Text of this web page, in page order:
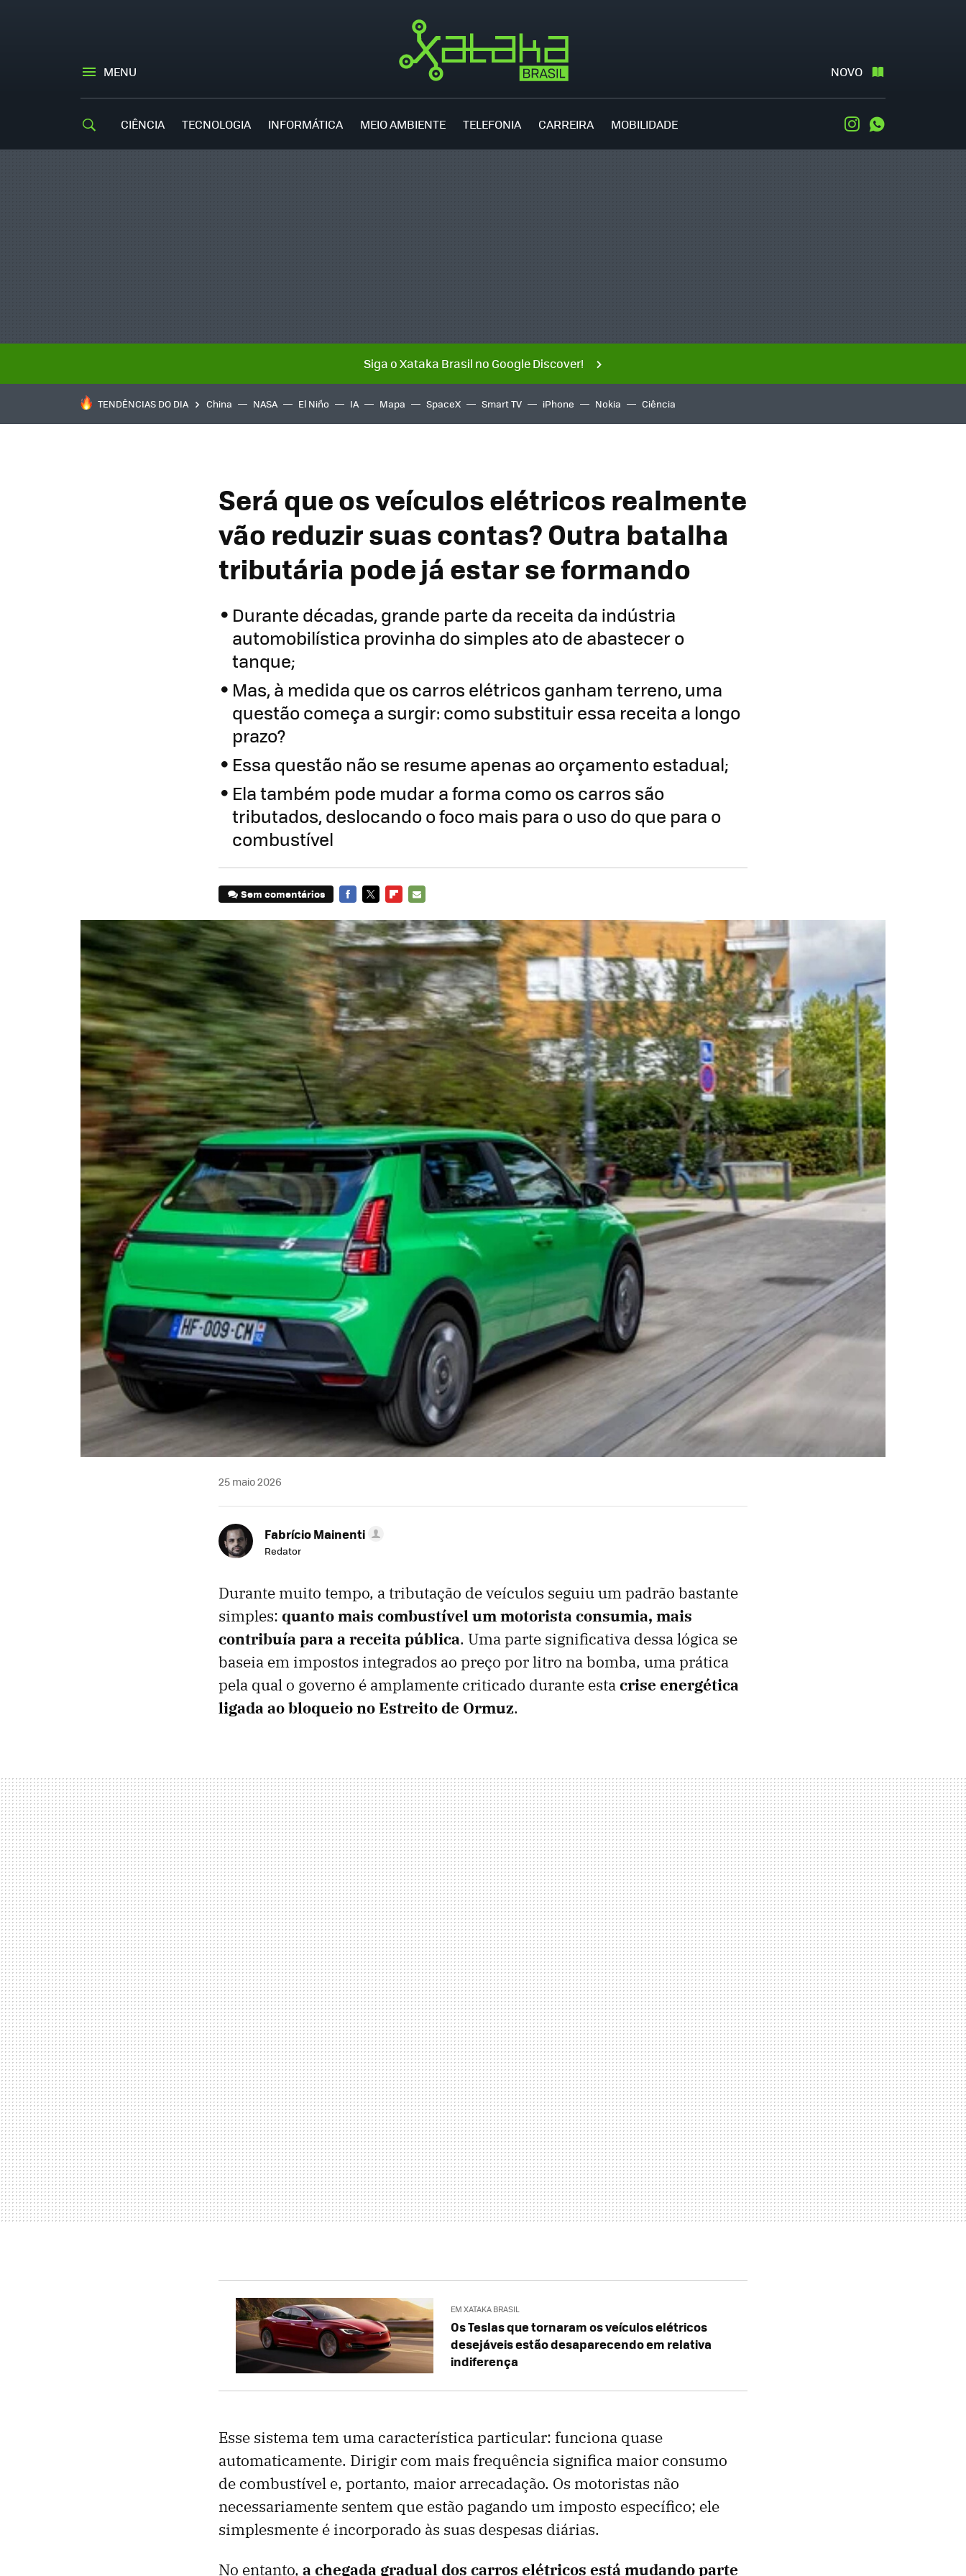
MENU NOVO
CIÊNCIA TECNOLOGIA INFORMÁTICA MEIO AMBIENTE TELEFONIA CARREIRA MOBILIDADE Instagram
Siga o Xataka Brasil no Google Discover!
TENDÊNCIAS DO DIA China NASA El Niño IA Mapa SpaceX Smart TV iPhone Nokia Ciência
Será que os veículos elétricos realmente
vão reduzir suas contas? Outra batalha
tributária pode já estar se formando
Durante décadas, grande parte da receita da indústria
automobilística provinha do simples ato de abastecer o
tanque;
Mas, à medida que os carros elétricos ganham terreno, uma
questão começa a surgir: como substituir essa receita a longo
prazo?
Essa questão não se resume apenas ao orçamento estadual;
Ela também pode mudar a forma como os carros são
tributados, deslocando o foco mais para o uso do que para o
combustível
Sem comentários
MAIL
25 maio 2026
Fabrício Mainenti
Redator
Durante muito tempo, a tributação de veículos seguiu um padrão bastante
simples: quanto mais combustível um motorista consumia, mais
contribuía para a receita pública. Uma parte significativa dessa lógica se
baseia em impostos integrados ao preço por litro na bomba, uma prática
pela qual o governo é amplamente criticado durante estacrise energética
ligada ao bloqueio no Estreito de Ormuz.
EM XATAKA BRASIL
Os Teslas que tornaram os veículos elétricos
desejáveis ​​estão desaparecendo em relativa
indiferença
Esse sistema tem uma característica particular: funciona quase
automaticamente. Dirigir com mais frequência significa maior consumo
de combustível e, portanto, maior arrecadação. Os motoristas não
necessariamente sentem que estão pagando um imposto específico; ele
simplesmente é incorporado às suas despesas diárias.
No entanto, a chegada gradual dos carros elétricos está mudando parte